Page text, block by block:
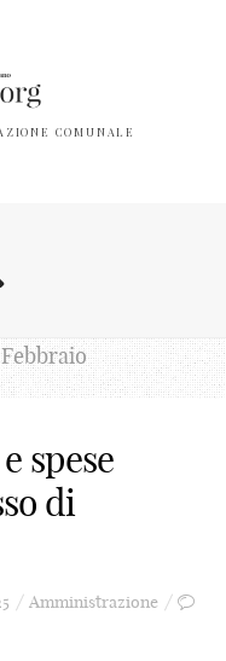
COMUNALE
Febbraio
spese
di
Amministrazione